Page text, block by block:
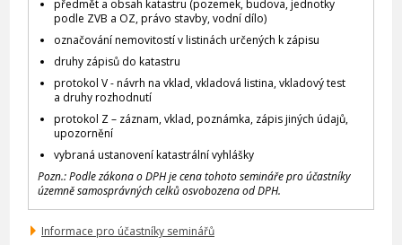
předmět a obsah katastru (pozemek, budova, jednotky
podle ZVB a OZ, právo stavby, vodní dílo)
označování nemovitostí v listinách určených k zápisu
druhy zápisů do katastru
protokol V - návrh na vklad, vkladová listina, vkladový test
a druhy rozhodnutí
protokol Z – záznam, vklad, poznámka, zápis jiných údajů,
upozornění
vybraná ustanovení katastrální vyhlášky
Pozn.: Podle zákona o DPH je cena tohoto semináře pro účastníky
územně samosprávných celků osvobozena od DPH.
Informace pro účastníky seminářů